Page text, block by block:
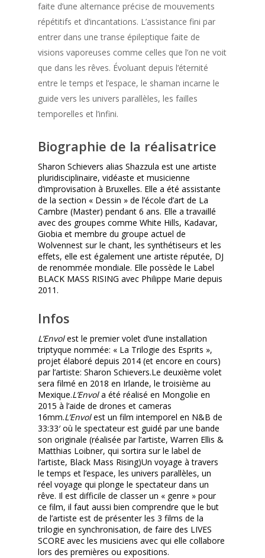
faite d’une alternance précise de mouvements
répétitifs et d’incantations. L’assistance fini par
entrer dans une transe épileptique faite de
visions vaporeuses comme celles que l’on ne voit
que dans les rêves. Évoluant depuis l’éternité
entre le temps et l’espace, le shaman incarne le
guide vers les univers parallèles, les failles
temporelles et l’infini.
Biographie de la réalisatrice
Sharon Schievers alias Shazzula est une artiste
pluridisciplinaire, vidéaste et musicienne
d’improvisation à Bruxelles. Elle a été assistante
de la section « Dessin » de l’école d’art de La
Cambre (Master) pendant 6 ans. Elle a travaillé
avec des groupes comme White Hills, Kadavar,
Giobia et membre du groupe actuel de
Wolvennest sur le chant, les synthétiseurs et les
effets, elle est également une artiste réputée, DJ
de renommée mondiale. Elle possède le Label
BLACK MASS RISING avec Philippe Marie depuis
2011.
Infos
L’Envolest le premier volet d’une installation
triptyque nommée: « La Trilogie des Esprits »,
projet élaboré depuis 2014 (et encore en cours)
par l’artiste: Sharon Schievers.Le deuxième volet
sera filmé en 2018 en Irlande, le troisième au
Mexique.L’Envola été réalisé en Mongolie en
2015 à l’aide de drones et cameras
16mm.L’Envolest un film intemporel en N&B de
33:33′ où le spectateur est guidé par une bande
son originale (réalisée par l’artiste, Warren Ellis &
Matthias Loibner, qui sortira sur le label de
l’artiste, Black Mass Rising)Un voyage à travers
le temps et l’espace, les univers parallèles, un
réel voyage qui plonge le spectateur dans un
rêve. Il est difficile de classer un « genre » pour
ce film, il faut aussi bien comprendre que le but
de l’artiste est de présenter les 3 films de la
trilogie en synchronisation, de faire des LIVES
SCORE avec les musiciens avec qui elle collabore
lors des premières ou expositions.